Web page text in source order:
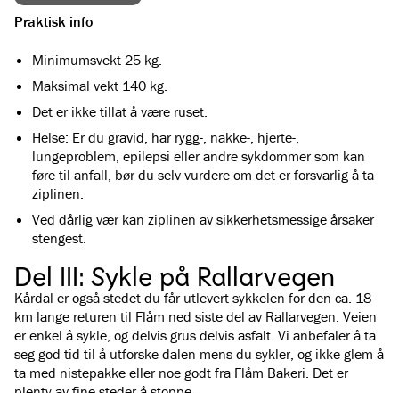
Praktisk info
Minimumsvekt 25 kg.
Maksimal vekt 140 kg.
Det er ikke tillat å være ruset.
Helse: Er du gravid, har rygg-, nakke-, hjerte-,
lungeproblem, epilepsi eller andre sykdommer som kan
føre til anfall, bør du selv vurdere om det er forsvarlig å ta
ziplinen.
Ved dårlig vær kan ziplinen av sikkerhetsmessige årsaker
stengest.
Del III: Sykle på Rallarvegen
Kårdal er også stedet du får utlevert sykkelen for den ca. 18
km lange returen til Flåm ned siste del av Rallarvegen. Veien
er enkel å sykle, og delvis grus delvis asfalt. Vi anbefaler å ta
seg god tid til å utforske dalen mens du sykler, og ikke glem å
ta med nistepakke eller noe godt fra Flåm Bakeri. Det er